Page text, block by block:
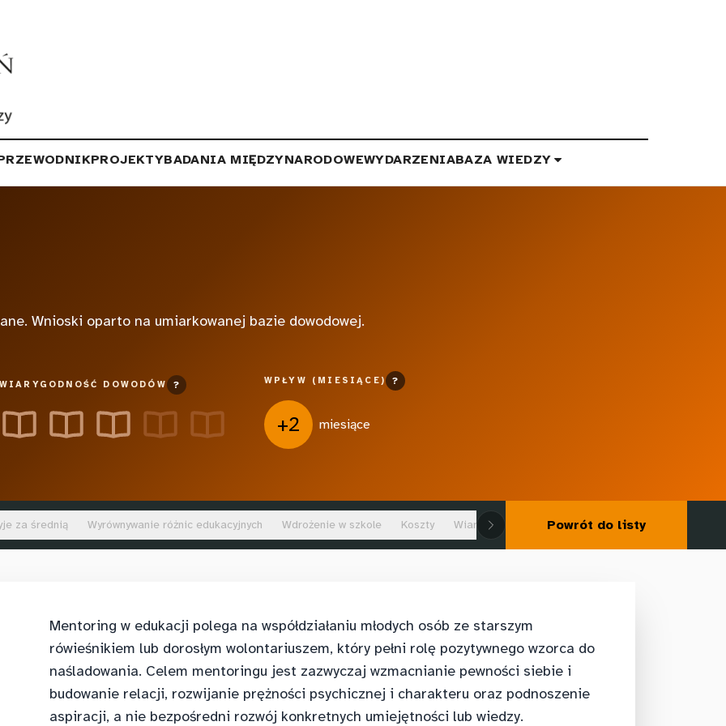
PROJEKTYBADANIA MIĘDZYNARODOWEWYDARZENIABAZA WIEDZY
Wnioski oparto na umiarkowanej bazie dowodowej.
WIARYGODNOŚĆ DOWODÓW ? WPŁYW (MIESIĄCE) ?
+2 miesiące
za średnią Wyrównywanie różnic edukacyjnych Wdrożenie w szkole Koszty Wiarygodność dowodówPowrót do listy
Mentoring w edukacji polega na współdziałaniu młodych osób ze starszym
rówieśnikiem lub dorosłym wolontariuszem, który pełni rolę pozytywnego wzorca do
naśladowania. Celem mentoringu jest zazwyczaj wzmacnianie pewności siebie i
budowanie relacji, rozwijanie prężności psychicznej i charakteru oraz podnoszenie
aspiracji, a nie bezpośredni rozwój konkretnych umiejętności lub wiedzy.